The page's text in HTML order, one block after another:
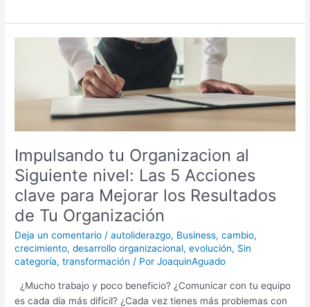
Impulsando tu Organizacion al
Siguiente nivel: Las 5 Acciones
clave para Mejorar los Resultados
de Tu Organización
Deja un comentario /autoliderazgo, Business,cambio,
crecimiento,desarrollo organizacional,evolución, Sin
categoría,transformación / PorJoaquinAguado
¿Mucho trabajo y poco beneficio? ¿Comunicar con tu equipo
es cada día más difícil? ¿Cada vez tienes más problemas con
Impulsando
Organizacion
Siguiente
5
Acciones
clave
para
Mejorar
Resultados
de
Organización